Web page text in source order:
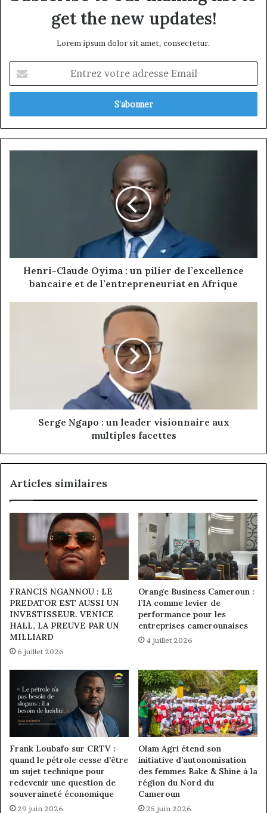
get the new updates!
Lorem ipsum dolor sit amet, consectetur.
votre
adresse
bancaire
Henri-Claude Oyima : un pilier de l’excellence
bancaire et de l’entrepreneuriat en Afrique
facettes
Serge Ngapo : un leader visionnaire aux
multiples facettes
Articles similaires
FRANCIS NGANNOU : LE
PREDATOR EST AUSSI UN
INVESTISSEUR. VENICE
HALL, LA PREUVE PAR UN
MILLIARD
6 juillet 2026
Orange Business Cameroun :
l’IA comme levier de
performance pour les
entreprises camerounaises
4 juillet 2026
Frank Loubafo sur CRTV :
quand le pétrole cesse d’être
un sujet technique pour
redevenir une question de
souveraineté économique
29 juin 2026
Olam Agri étend son
initiative d’autonomisation
des femmes Bake & Shine à la
région du Nord du
Cameroun
25 juin 2026